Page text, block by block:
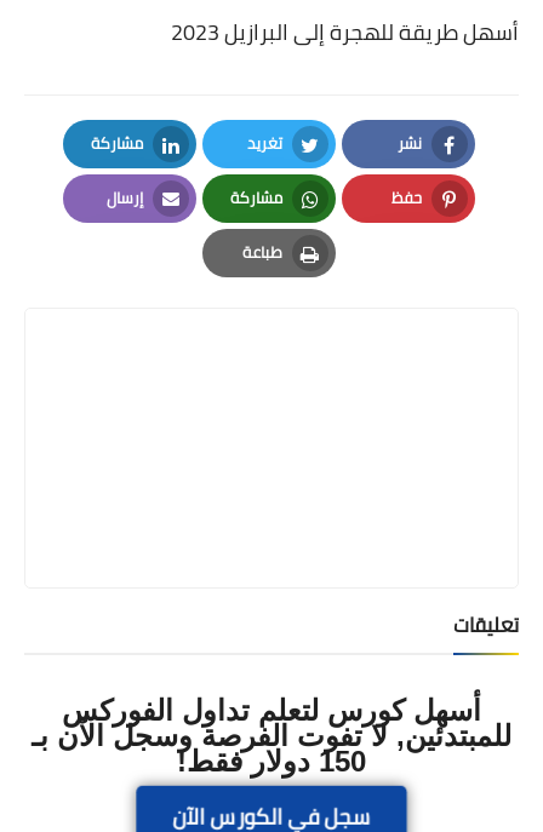
أسهل طريقة للهجرة إلى البرازيل 2023
نشر
Facebook
تغريد
Twitter
مشاركة
LinkedIn
حفظ
Pinterest
مشاركة
Whatsapp
إرسال
Email
طباعة
Print
تعليقات
أسهل كورس لتعلم تداول الفوركس
للمبتدئين, لا تفوت الفرصة وسجل الآن بـ
150 دولار فقط!
سجل في الكورس الآن